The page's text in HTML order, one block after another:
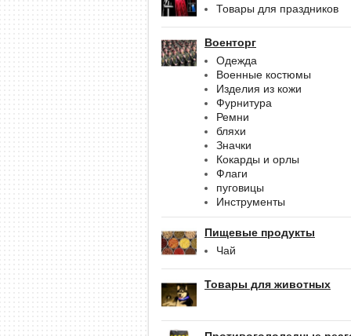
Товары для праздников
Военторг
Одежда
Военные костюмы
Изделия из кожи
Фурнитура
Ремни
бляхи
Значки
Кокарды и орлы
Флаги
пуговицы
Инструменты
Пищевые продукты
Чай
Товары для животных